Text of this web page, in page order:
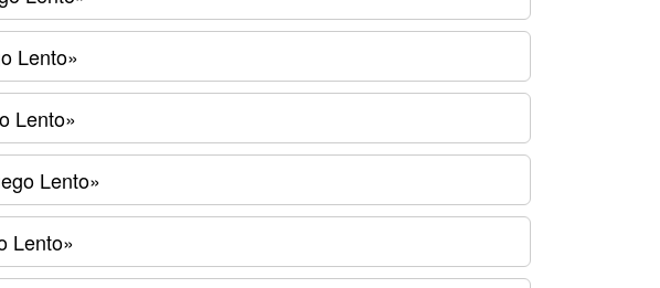
Lento»
Lento»
Lento»
Lento»